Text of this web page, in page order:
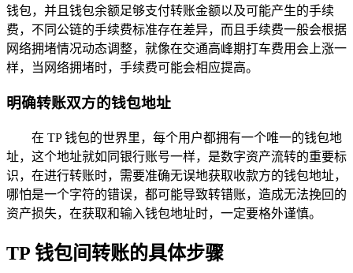
钱包，并且钱包余额足够支付转账金额以及可能产生的手续
费，不同公链的手续费标准存在差异，而且手续费一般会根据
网络拥堵情况动态调整，就像在交通高峰期打车费用会上涨一
样，当网络拥堵时，手续费可能会相应提高。
明确转账双方的钱包地址
在 TP 钱包的世界里，每个用户都拥有一个唯一的钱包地
址，这个地址就如同银行账号一样，是数字资产流转的重要标
识，在进行转账时，需要准确无误地获取收款方的钱包地址，
哪怕是一个字符的错误，都可能导致转错账，造成无法挽回的
资产损失，在获取和输入钱包地址时，一定要格外谨慎。
TP 钱包间转账的具体步骤